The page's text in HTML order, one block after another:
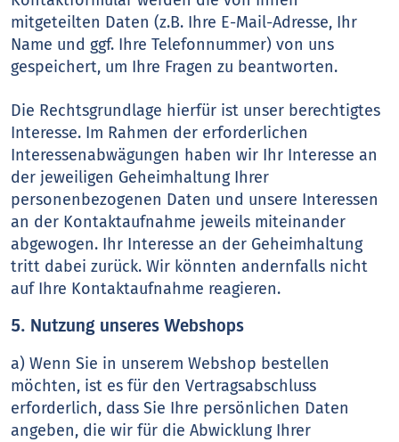
mitgeteilten Daten (z.B. Ihre E-Mail-Adresse, Ihr
Name und ggf. Ihre Telefonnummer) von uns
gespeichert, um Ihre Fragen zu beantworten.
Die Rechtsgrundlage hierfür ist unser berechtigtes
Interesse. Im Rahmen der erforderlichen
Interessenabwägungen haben wir Ihr Interesse an
der jeweiligen Geheimhaltung Ihrer
personenbezogenen Daten und unsere Interessen
an der Kontaktaufnahme jeweils miteinander
abgewogen. Ihr Interesse an der Geheimhaltung
tritt dabei zurück. Wir könnten andernfalls nicht
auf Ihre Kontaktaufnahme reagieren.
5. Nutzung unseres Webshops
a) Wenn Sie in unserem Webshop bestellen
möchten, ist es für den Vertragsabschluss
erforderlich, dass Sie Ihre persönlichen Daten
angeben, die wir für die Abwicklung Ihrer